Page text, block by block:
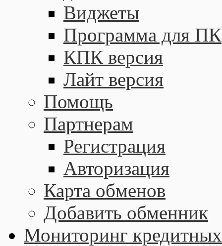
Виджеты
Программа для ПК
КПК версия
Лайт версия
Помощь
Партнерам
Регистрация
Авторизация
Карта обменов
Добавить обменник
Мониторинг кредитных